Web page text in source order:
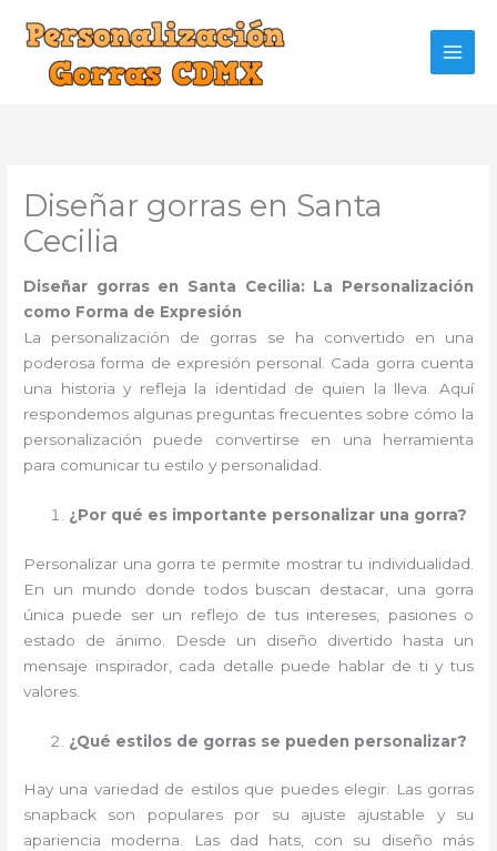
contenido
Diseñar gorras en Santa
Cecilia
Diseñar gorras en Santa Cecilia: La Personalización
como Forma de Expresión
La personalización de gorras se ha convertido en una
poderosa forma de expresión personal. Cada gorra cuenta
una historia y refleja la identidad de quien la lleva. Aquí
respondemos algunas preguntas frecuentes sobre cómo la
personalización puede convertirse en una herramienta
para comunicar tu estilo y personalidad.
¿Por qué es importante personalizar una gorra?
Personalizar una gorra te permite mostrar tu individualidad.
En un mundo donde todos buscan destacar, una gorra
única puede ser un reflejo de tus intereses, pasiones o
estado de ánimo. Desde un diseño divertido hasta un
mensaje inspirador, cada detalle puede hablar de ti y tus
valores.
¿Qué estilos de gorras se pueden personalizar?
Hay una variedad de estilos que puedes elegir. Las gorras
snapback son populares por su ajuste ajustable y su
apariencia moderna. Las dad hats, con su diseño más